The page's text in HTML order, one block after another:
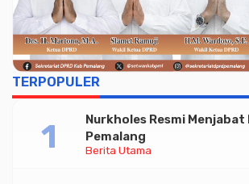
TERPOPULER
Berita Utama
Nurkholes Resmi
Pemalang